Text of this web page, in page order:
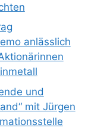
anlässlich
und
mit Jürgen